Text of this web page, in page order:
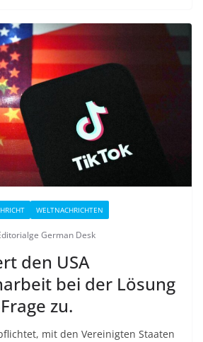
WELTNACHRICHTEN
German Desk
den USA
bei der Lösung
zu.
mit den Vereinigten Staaten